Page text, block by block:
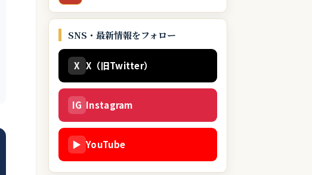
SNS・最新情報をフォロー
X X（旧Twitter）
IG Instagram
▶ YouTube